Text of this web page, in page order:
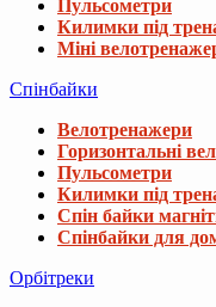
Пульсометри
Килимки під
Міні
Спінбайки
Велотренажери
Горизонтальні
Пульсометри
Килимки під
Спін байки
Спінбайки для
Орбітреки